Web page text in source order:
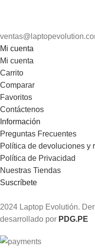
Mi cuenta
Mi cuenta
Carrito
Comparar
Favoritos
Contáctenos
Información
Preguntas Frecuentes
Política de devoluciones y
Política de Privacidad
Nuestras Tiendas
Suscríbete
2024 Laptop Evolutión.
desarrollado por PDG.PE